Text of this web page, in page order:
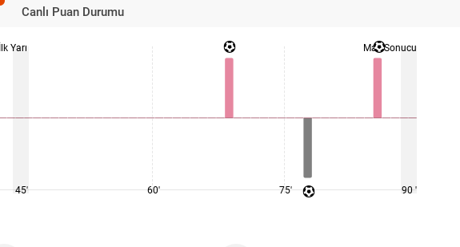
Canlı Puan Durumu
İlk Yarı
45' 60' 75'
Maç Sonucu
90 '